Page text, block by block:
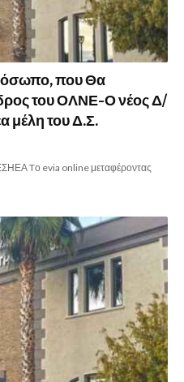
που Θα
του ΟΛΝΕ-Ο νέος Δ/
μέλη του Δ.Σ.
Tο evia online μεταφέροντας